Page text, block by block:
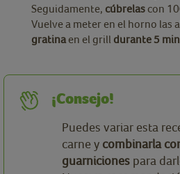
Seguidamente, cúbrelas con
Vuelve a meter en el horno las
gratina en el grill durante 5
¡Consejo!
Puedes variar esta
carne y combinarla
guarniciones para